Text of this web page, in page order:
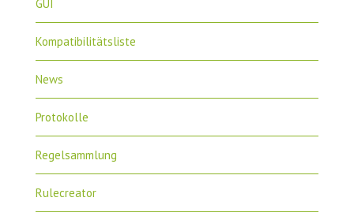
GUI
Kompatibilitätsliste
News
Protokolle
Regelsammlung
Rulecreator